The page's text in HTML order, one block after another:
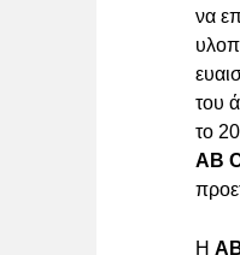
να
του
το
ΑΒ
Η